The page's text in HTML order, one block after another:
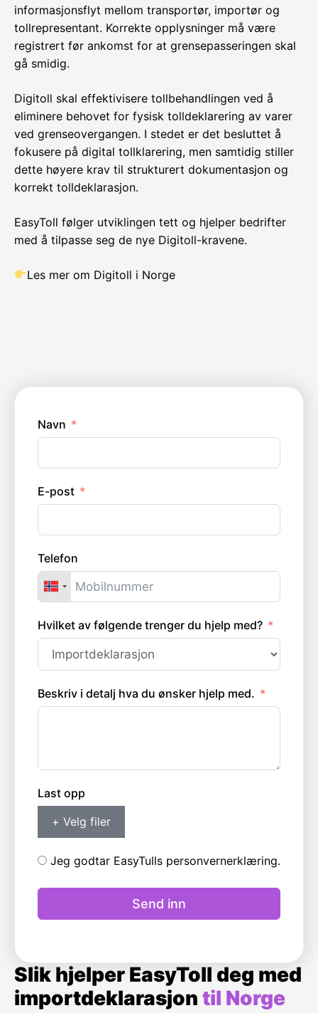
informasjonsflyt mellom transportør, importør og
tollrepresentant. Korrekte opplysninger må være
registrert før ankomst for at grensepasseringen skal
gå smidig.
Digitoll skal effektivisere tollbehandlingen ved å
eliminere behovet for fysisk tolldeklarering av varer
ved grenseovergangen. I stedet er det besluttet å
fokusere på digital tollklarering, men samtidig stiller
dette høyere krav til strukturert dokumentasjon og
korrekt tolldeklarasjon.
EasyToll følger utviklingen tett og hjelper bedrifter
med å tilpasse seg de nye Digitoll-kravene.
Les mer om Digitoll i Norge
Slik hjelper EasyToll deg med
importdeklarasjon til Norge
Navn
E-post
Telefon
Hvilket av følgende trenger du hjelp med?
Beskriv i detalj hva du ønsker hjelp med.
Last opp
+ Velg filer
Jeg godtar EasyTulls personvernerklæring.
Send inn